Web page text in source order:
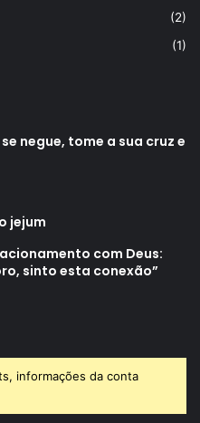
(2)
(1)
negue, tome a sua cruz e
jejum
com Deus:
sinto esta conexão”
informações da conta